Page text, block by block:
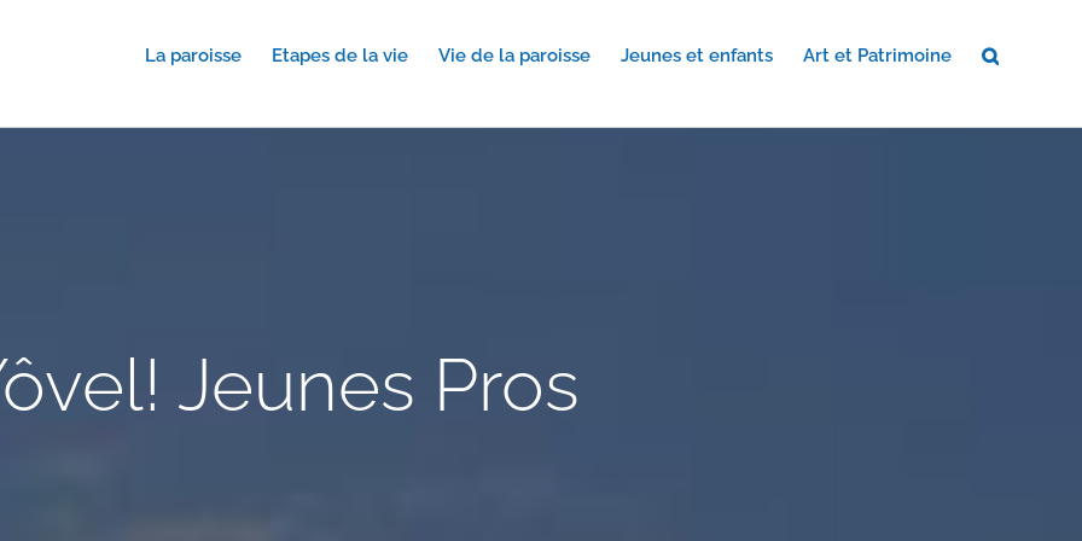
La paroisse Etapes de la vie Vie de la paroisse Jeunes et enfants Art et Patrimoine
Jeunes Pros